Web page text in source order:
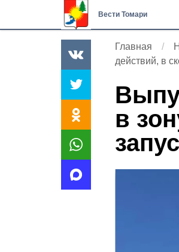
Вести Томари
Главная
действий, в
в